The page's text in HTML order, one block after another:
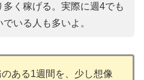
多く稼げる。実際に週4でも
いる人も多いよ。
ある1週間を、少し想像